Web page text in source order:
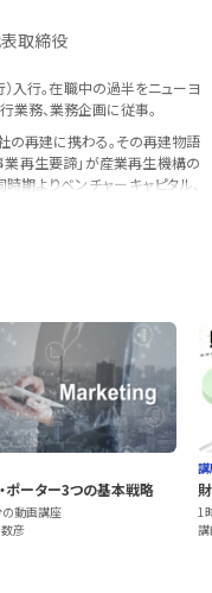
表取締役
入行。在職中の過半をニューヨ
業務、業務企画に従事。
の再建に携わる｡その再建物語
業再生要諦」が産業再生機構の
期よりベンチャーキャピタル、
ポーター3つの基本戦略
動画講座
彦
1
講